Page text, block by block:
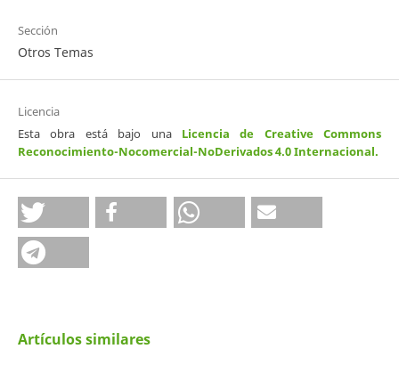
Sección
Otros Temas
Licencia
Esta obra está bajo una Licencia de Creative Commons
Reconocimiento-Nocomercial-NoDerivados 4.0 Internacional.
Artículos similares